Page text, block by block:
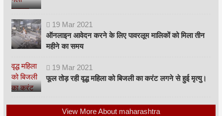
19 Mar 2021
ऑनलाइन आवेदन करने के लिए पावरलूम मालिकों को मिला तीन
महीने का समय
19 Mar 2021
फूल तोड़ रही वृद्ध महिला को बिजली का करंट लगने से हुई मृत्यु।
View More About maharashtra